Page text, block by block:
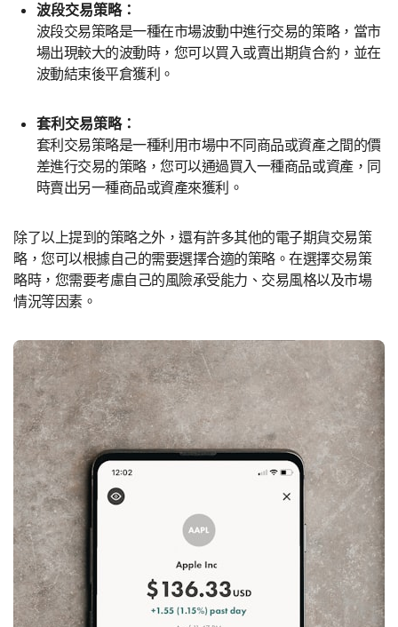
波段交易策略：
波段交易策略是一種在市場波動中進行交易的策略，當市
場出現較大的波動時，您可以買入或賣出期貨合約，並在
波動結束後平倉獲利。
套利交易策略：
套利交易策略是一種利用市場中不同商品或資產之間的價
差進行交易的策略，您可以通過買入一種商品或資產，同
時賣出另一種商品或資產來獲利。
除了以上提到的策略之外，還有許多其他的電子期貨交易策
略，您可以根據自己的需要選擇合適的策略。在選擇交易策
略時，您需要考慮自己的風險承受能力、交易風格以及市場
情況等因素。